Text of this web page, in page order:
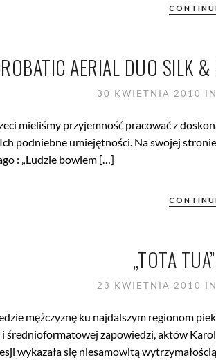
AERIAL DUO SILK
30 KWIETNIA 2010
mieliśmy przyjemność pracować z
podniebne umiejętności. Na swojej
: „Ludzie bowiem […]
„TOTA
23 KWIETNIA 2010
mężczyznę ku najdalszym regionom
średnioformatowej zapowiedzi, aktów
wykazała się niesamowitą